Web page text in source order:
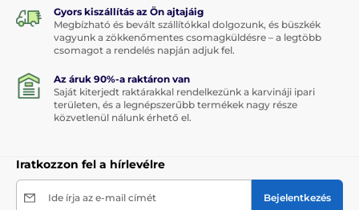
Gyors kiszállítás az Ön ajtajáig
Megbízható és bevált szállítókkal dolgozunk, és büszkék
vagyunk a zökkenőmentes csomagküldésre – a legtöbb
csomagot a rendelés napján adjuk fel.
Az áruk 90%-a raktáron van
Saját kiterjedt raktárakkal rendelkezünk a karvináji ipari
területen, és a legnépszerűbb termékek nagy része
közvetlenül nálunk érhető el.
Iratkozzon fel a hírlevélre
Ide írja az e-mail címét Bejelentkezés